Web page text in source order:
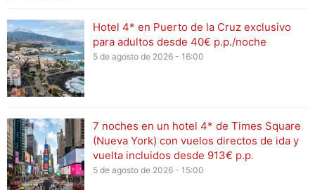
Hotel 4* en Puerto de la Cruz exclusivo
para adultos desde 40€ p.p./noche
5 de agosto de 2026 - 16:00
7 noches en un hotel 4* de Times Square
(Nueva York) con vuelos directos de ida y
vuelta incluidos desde 913€ p.p.
5 de agosto de 2026 - 15:00